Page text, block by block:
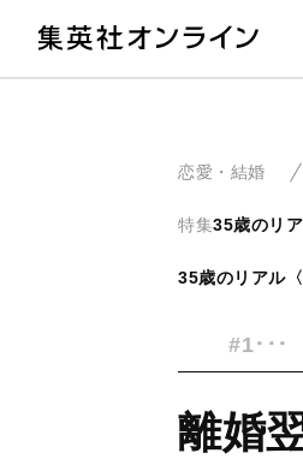
恋愛・結婚
特集35歳のリ
35歳のリアル〈
#1･･･
離婚